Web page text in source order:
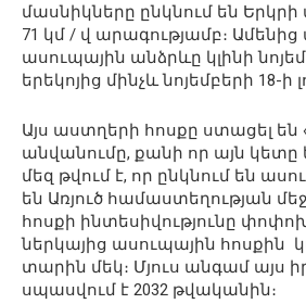
մասնիկները ընկնում են Երկրի
71 կմ / վ արագությամբ։
ասուպային անձրևը կլինի
երեկոյից մինչև նոյեմբերի 18-ի
Այս աստղերի հոսքը ստացել են
անվանումը, քանի որ այն կետը
մեզ թվում է, որ ընկնում են
են Առյուծ համաստեղության
հոսքի ինտեսիվությունը
ներկայից ասուպային հոսքին
տարին մեկ։ Մյուս անգամ այս
սպասվում է 2032 թվականին։